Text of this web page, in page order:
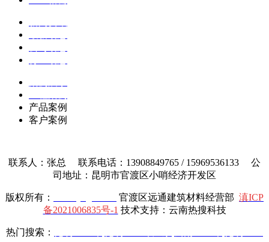
产品案例
客户案例
联系人：张总 联系电话：13908849765 / 15969536133 公
司地址：昆明市官渡区小哨经济开发区
版权所有： 官渡区远通建筑材料经营部 滇ICP
备2021006835号-1 技术支持：云南热搜科技
热门搜索：